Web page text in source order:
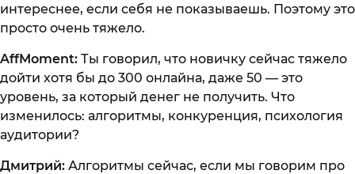
интереснее, если себя не показываешь. Поэтому это
просто очень тяжело.
AffMoment: Ты говорил, что новичку сейчас тяжело
дойти хотя бы до 300 онлайна, даже 50 — это
уровень, за который денег не получить. Что
изменилось: алгоритмы, конкуренция, психология
аудитории?
Дмитрий: Алгоритмы сейчас, если мы говорим про